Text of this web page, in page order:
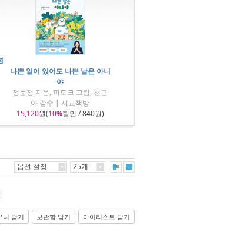
나쁜 일이 있어도 나쁜 날은 아니
야
정문정 지음, 피도크 그림, 천근
아 감수 | 서교책방
15,120원(10%할인 / 840원)
옵션 설정 25개
니 담기 보관함 담기 마이리스트 담기